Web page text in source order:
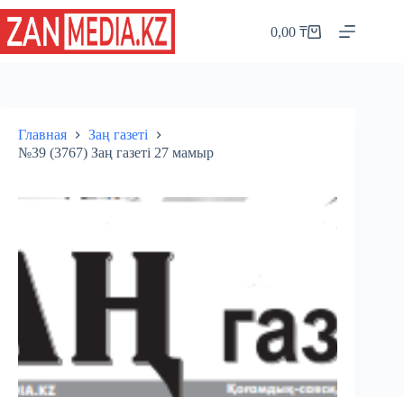
Перейти
сути
Корзина
0,00₸
Главная
Заң газеті
№39 (3767) Заң газеті 27 мамыр